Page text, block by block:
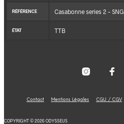
RÉFÉRENCE Casabonne series 2 –
ÉTAT TTB
Contact Mentions Légales CGU / CGV
COPYRIGHT © 2026 ODYSSEUS